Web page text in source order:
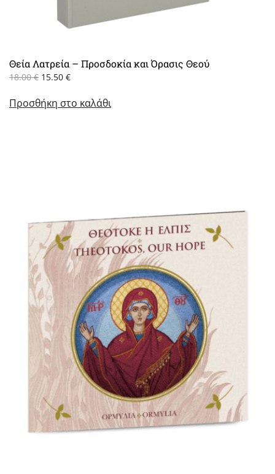
Θεία Λατρεία – Προσδοκία και Όρασις Θεού
18.00€ Original
was:
15.50 €Η
τιμή
Προσθήκη στο καλάθι